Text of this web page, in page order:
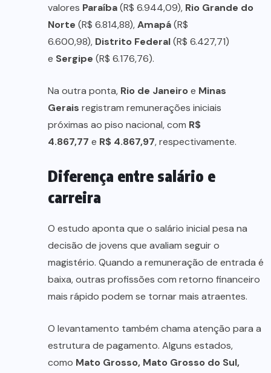
valores Paraíba(R$ 6.944,09), Rio Grande do
Norte (R$ 6.814,88),Amapá(R$
6.600,98), Distrito Federal(R$ 6.427,71)
e Sergipe (R$ 6.176,76).
Na outra ponta, Rio de Janeiroe Minas
Gerais registram remunerações iniciais
próximas ao piso nacional, com R$
4.867,77 e R$ 4.867,97, respectivamente.
Diferença entre salário e
carreira
O estudo aponta que o salário inicial pesa na
decisão de jovens que avaliam seguir o
magistério. Quando a remuneração de entrada é
baixa, outras profissões com retorno financeiro
mais rápido podem se tornar mais atraentes.
O levantamento também chama atenção para a
estrutura de pagamento. Alguns estados,
como Mato Grosso, Mato Grosso do Sul,